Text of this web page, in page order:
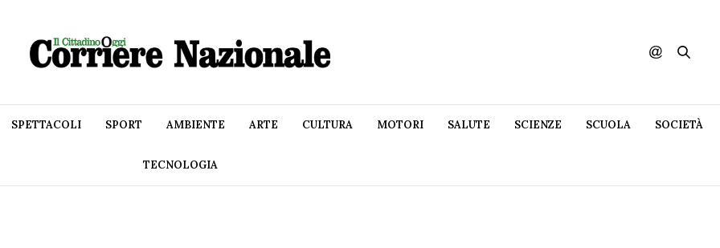
SPETTACOLI SPORT AMBIENTE ARTE CULTURA MOTORI SALUTE SCIENZE SCUOLA SOCIETÀ
TECNOLOGIA